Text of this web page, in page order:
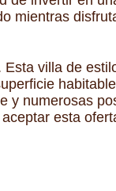
mientras
villa de
y numerosas
esta